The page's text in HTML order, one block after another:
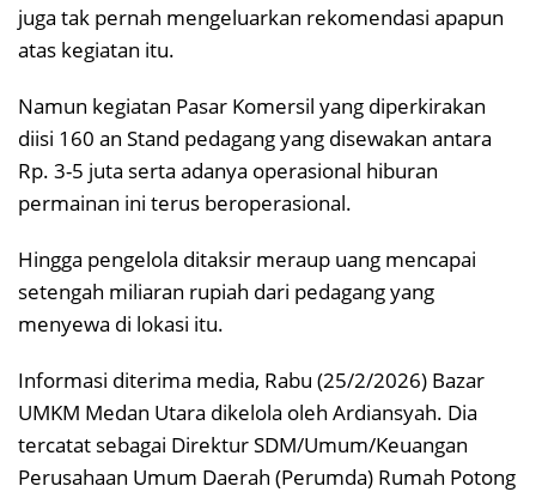
juga tak pernah mengeluarkan rekomendasi apapun
atas kegiatan itu.
Namun kegiatan Pasar Komersil yang diperkirakan
diisi 160 an Stand pedagang yang disewakan antara
Rp. 3-5 juta serta adanya operasional hiburan
permainan ini terus beroperasional.
Hingga pengelola ditaksir meraup uang mencapai
setengah miliaran rupiah dari pedagang yang
menyewa di lokasi itu.
Informasi diterima media, Rabu (25/2/2026) Bazar
UMKM Medan Utara dikelola oleh Ardiansyah. Dia
tercatat sebagai Direktur SDM/Umum/Keuangan
Perusahaan Umum Daerah (Perumda) Rumah Potong